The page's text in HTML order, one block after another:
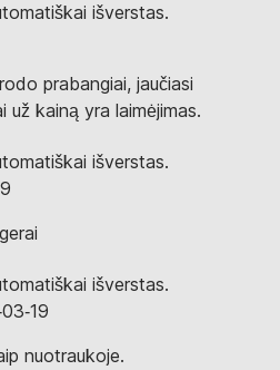
išverstas.
prabangiai, jaučiasi
kainą yra laimėjimas.
išverstas.
išverstas.
nuotraukoje.